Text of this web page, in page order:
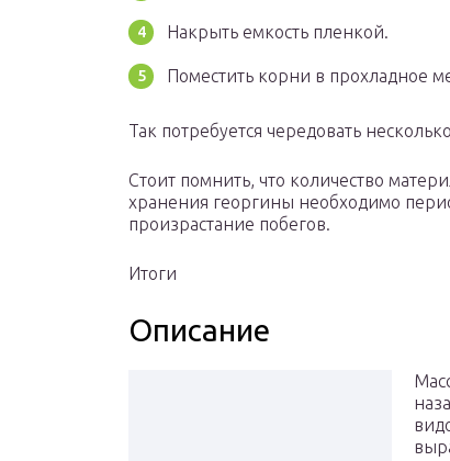
Накрыть емкость пленкой.
Поместить корни в прохладное
Так потребуется чередовать
Стоит помнить, что количество
хранения георгины необходимо
произрастание побегов.
Итоги
Описание